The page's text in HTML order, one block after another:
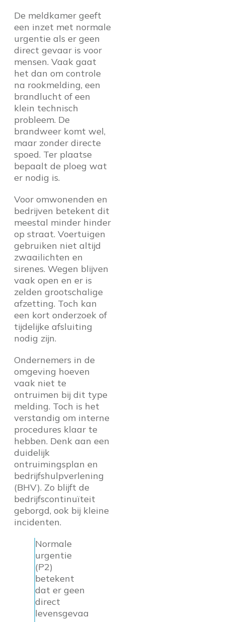
De meldkamer geeft
een inzet met normale
urgentie als er geen
direct gevaar is voor
mensen. Vaak gaat
het dan om controle
na rookmelding, een
brandlucht of een
klein technisch
probleem. De
brandweer komt wel,
maar zonder directe
spoed. Ter plaatse
bepaalt de ploeg wat
er nodig is.
Voor omwonenden en
bedrijven betekent dit
meestal minder hinder
op straat. Voertuigen
gebruiken niet altijd
zwaailichten en
sirenes. Wegen blijven
vaak open en er is
zelden grootschalige
afzetting. Toch kan
een kort onderzoek of
tijdelijke afsluiting
nodig zijn.
Ondernemers in de
omgeving hoeven
vaak niet te
ontruimen bij dit type
melding. Toch is het
verstandig om interne
procedures klaar te
hebben. Denk aan een
duidelijk
ontruimingsplan en
bedrijfshulpverlening
(BHV). Zo blijft de
bedrijfscontinuïteit
geborgd, ook bij kleine
incidenten.
Normale
urgentie
(P2)
betekent
dat er geen
direct
levensgevaa